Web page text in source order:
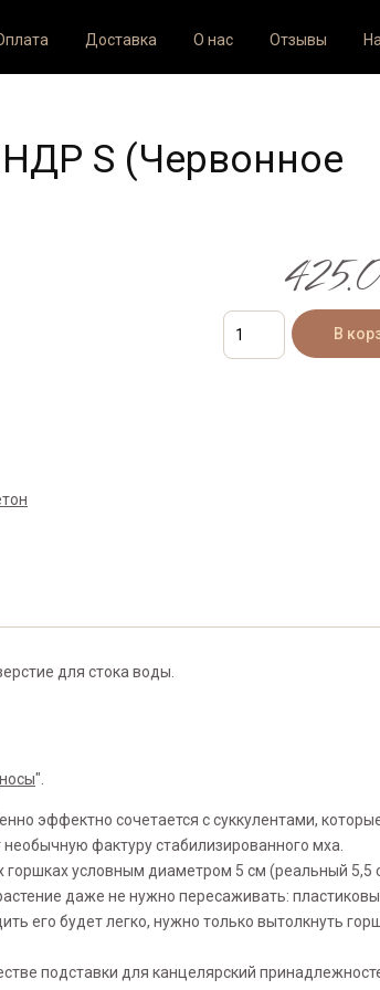
Доставка О нас Отзывы
S (Червонное
для стока воды.
".
эффектно сочетается с суккулентами,
фактуру стабилизированного мха.
условным диаметром 5 см (реальный 5,5
даже не нужно пересаживать:
его будет легко, нужно только вытолкнуть
подставки для канцелярский